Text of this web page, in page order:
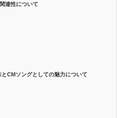
連性について
CMソングとしての魅力について